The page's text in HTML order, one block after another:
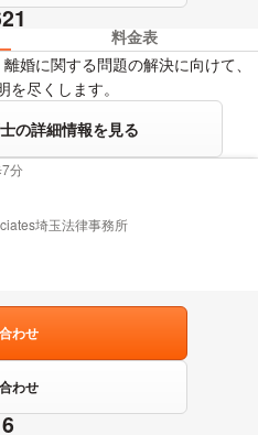
料金表
婚に関する問題の解決に向けて、
尽くします。
の詳細情報を見る
分
埼玉法律事務所
わせ
わせ